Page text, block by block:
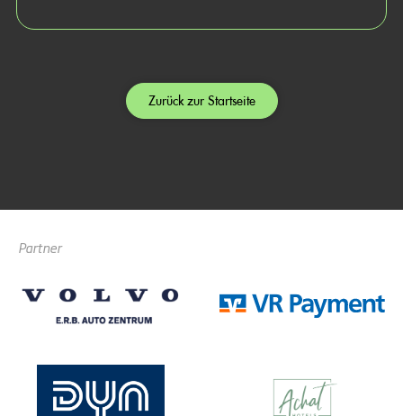
Zurück zur Startseite
Partner